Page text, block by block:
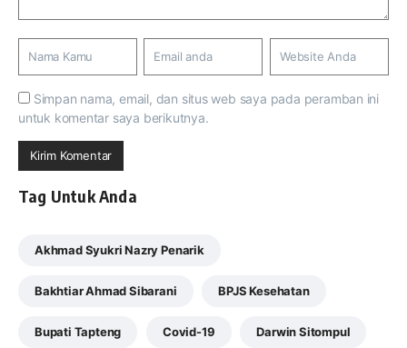
Simpan nama, email, dan situs web saya pada peramban ini
untuk komentar saya berikutnya.
Tag Untuk Anda
Akhmad Syukri Nazry Penarik
Bakhtiar Ahmad Sibarani BPJS Kesehatan
Bupati Tapteng Covid-19 Darwin Sitompul